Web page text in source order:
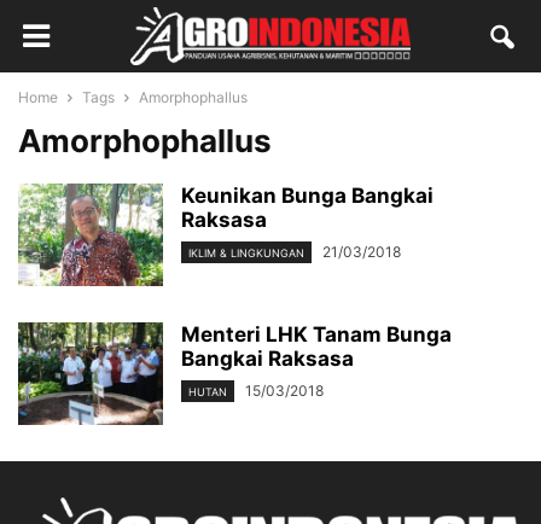
Home Tags Amorphophallus
Amorphophallus
Keunikan Bunga Bangkai
Raksasa
IKLIM & LINGKUNGAN 21/03/2018
Menteri LHK Tanam Bunga
Bangkai Raksasa
HUTAN 15/03/2018